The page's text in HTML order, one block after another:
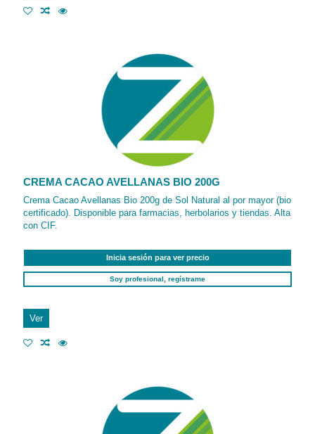
CREMA CACAO AVELLANAS BIO 200G
Crema Cacao Avellanas Bio 200g de Sol Natural al por mayor (bio
certificado). Disponible para farmacias, herbolarios y tiendas. Alta
con CIF.
Inicia sesión para ver precio
Soy profesional, regístrame
Ver